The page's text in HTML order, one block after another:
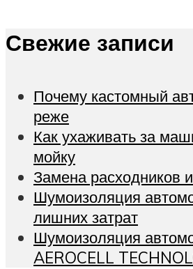
Свежие записи
Почему кастомный
реже
Как ухаживать за
мойку
Замена расходников
Шумоизоляция
лишних затрат
Шумоизоляция
AEROCELL